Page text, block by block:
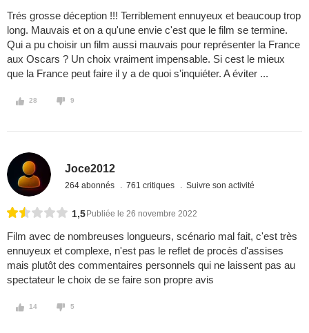
Trés grosse déception !!! Terriblement ennuyeux et beaucoup trop
long. Mauvais et on a qu'une envie c'est que le film se termine.
Qui a pu choisir un film aussi mauvais pour représenter la France
aux Oscars ? Un choix vraiment impensable. Si cest le mieux
que la France peut faire il y a de quoi s'inquiéter. A éviter ...
28 9
Joce2012
264 abonnés 761 critiques Suivre son activité
1,5 Publiée le 26 novembre 2022
Film avec de nombreuses longueurs, scénario mal fait, c'est très
ennuyeux et complexe, n'est pas le reflet de procès d'assises
mais plutôt des commentaires personnels qui ne laissent pas au
spectateur le choix de se faire son propre avis
14 5